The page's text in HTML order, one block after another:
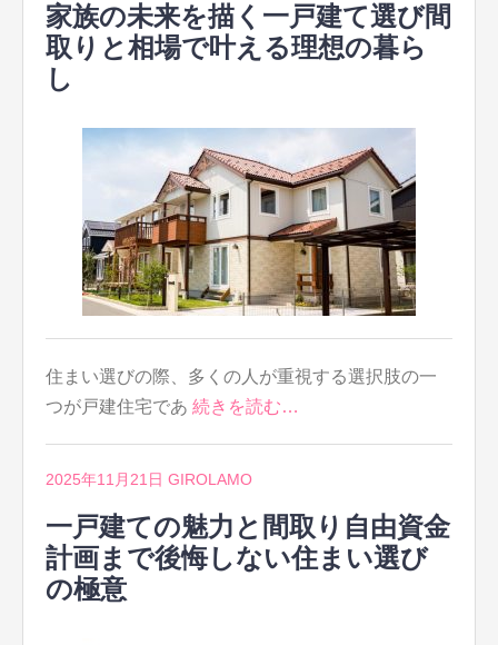
家族の未来を描く一戸建て選び間
取りと相場で叶える理想の暮ら
し
住まい選びの際、多くの人が重視する選択肢の一
つが戸建住宅であ 続きを読む…
2025年11月21日 GIROLAMO
一戸建ての魅力と間取り自由資金
計画まで後悔しない住まい選び
の極意